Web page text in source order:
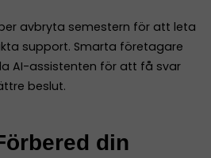
avbryta semestern för att leta
support. Smarta företagare
AI-assistenten för att få svar
beslut.
din